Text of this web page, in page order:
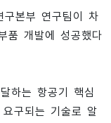
구본부 연구팀이 차
품 개발에 성공했다
하는 항공기 핵심
구되는 기술로 알